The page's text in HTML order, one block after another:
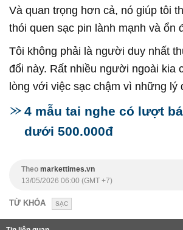
Và quan trọng hơn cả, nó giúp tôi
thói quen sạc pin lành mạnh và ổn
Tôi không phải là người duy nhất
đổi này. Rất nhiều người ngoài kia
lòng với việc sạc chậm vì những lý
4 mẫu tai nghe có lượt
dưới 500.000đ
Theo markettimes.vn
13/05/2026 06:00 (GMT +7)
TỪ KHÓA SẠC